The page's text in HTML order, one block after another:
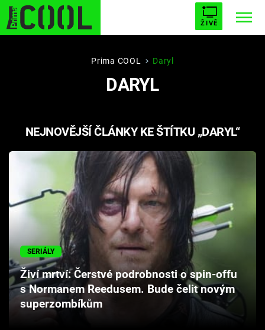
ŽIVĚ
BUFFY, PŘEMOŽITELKA UPÍRŮ
AVENGERS 5
Témata
Filmy
Seriály
Hry
Cool Esport
Pořady
Prima COOL Daryl
DARYL
NEJNOVĚJŠÍ ČLÁNKY KE ŠTÍTKU „DARYL“
SERIÁLY
Živí mrtví: Čerstvé podrobnosti o spin-offu
s Normanem Reedusem. Bude čelit novým
superzombíkům